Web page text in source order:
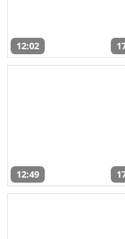
12:02
12:49